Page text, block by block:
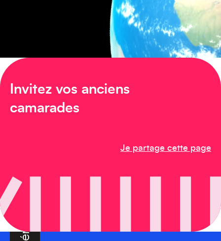
Invitez vos anciens
camarades
Je partage cette page
Amérique du Nord
Amérique du Sud